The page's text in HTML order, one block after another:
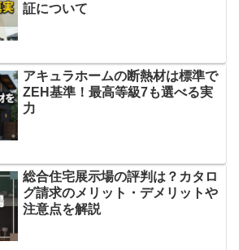
証について
アキュラホームの断熱材は標準で
ZEH基準！最高等級7も選べる実
力
総合住宅展示場の評判は？カタロ
グ請求のメリット・デメリットや
注意点を解説